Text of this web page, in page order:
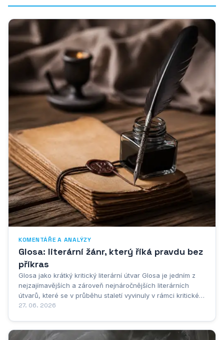
KOMENTÁŘE A ANALÝZY
Glosa: literární žánr, který říká pravdu bez
příkras
Glosa jako krátký kritický literární útvar Glosa je jedním z
nejzajímavějších a zároveň nejnáročnějších literárních
útvarů, které se v průběhu staletí vyvinuly v rámci kritické a
publicistické literatury. Patří mezi kratší literární žánry,
27. 06. 2026